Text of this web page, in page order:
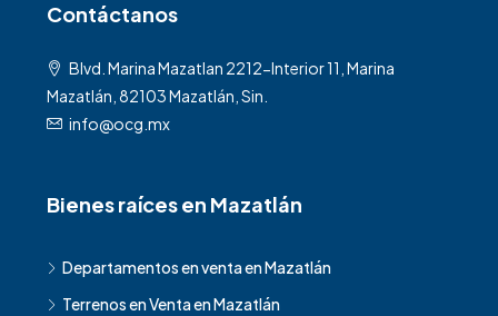
Contáctanos
Blvd. Marina Mazatlan 2212-Interior 11, Marina
Mazatlán, 82103 Mazatlán, Sin.
info@ocg.mx
Bienes raíces en Mazatlán
Departamentos en venta en Mazatlán
Terrenos en Venta en Mazatlán